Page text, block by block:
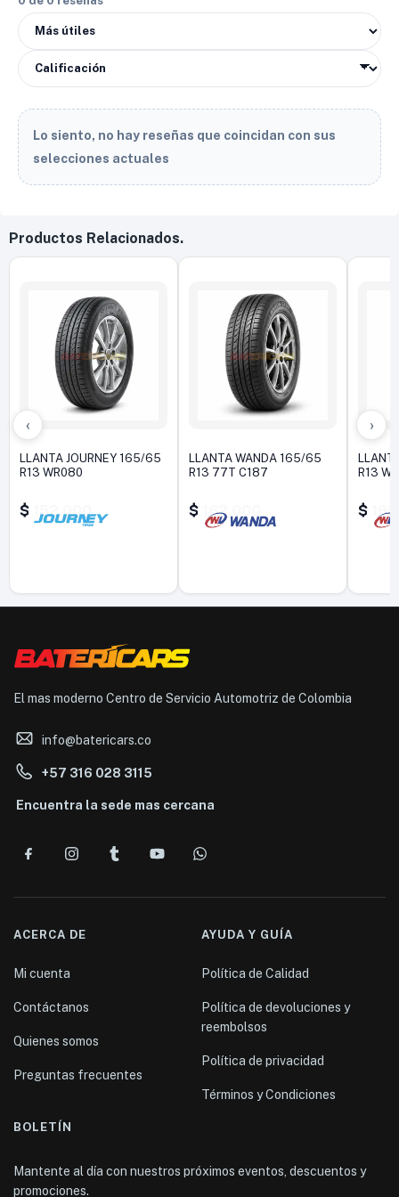
Lo siento, no hay reseñas que coincidan con sus
selecciones actuales
Productos Relacionados.
‹
LLANTA JOURNEY 165/65
R13 WR080
$ 152.000
LLANTA WANDA 165/65
R13 77T C187
$ 162.000
R13
$
›
El mas moderno Centro de Servicio Automotriz de Colombia
info@batericars.co
+57 316 028 3115
Encuentra la sede mas cercana
ACERCA DE
Mi cuenta
Contáctanos
Quienes somos
Preguntas frecuentes
AYUDA Y GUÍA
Política de Calidad
Política de devoluciones y
reembolsos
Política de privacidad
Términos y Condiciones
BOLETÍN
Mantente al día con nuestros próximos eventos, descuentos y
promociones.